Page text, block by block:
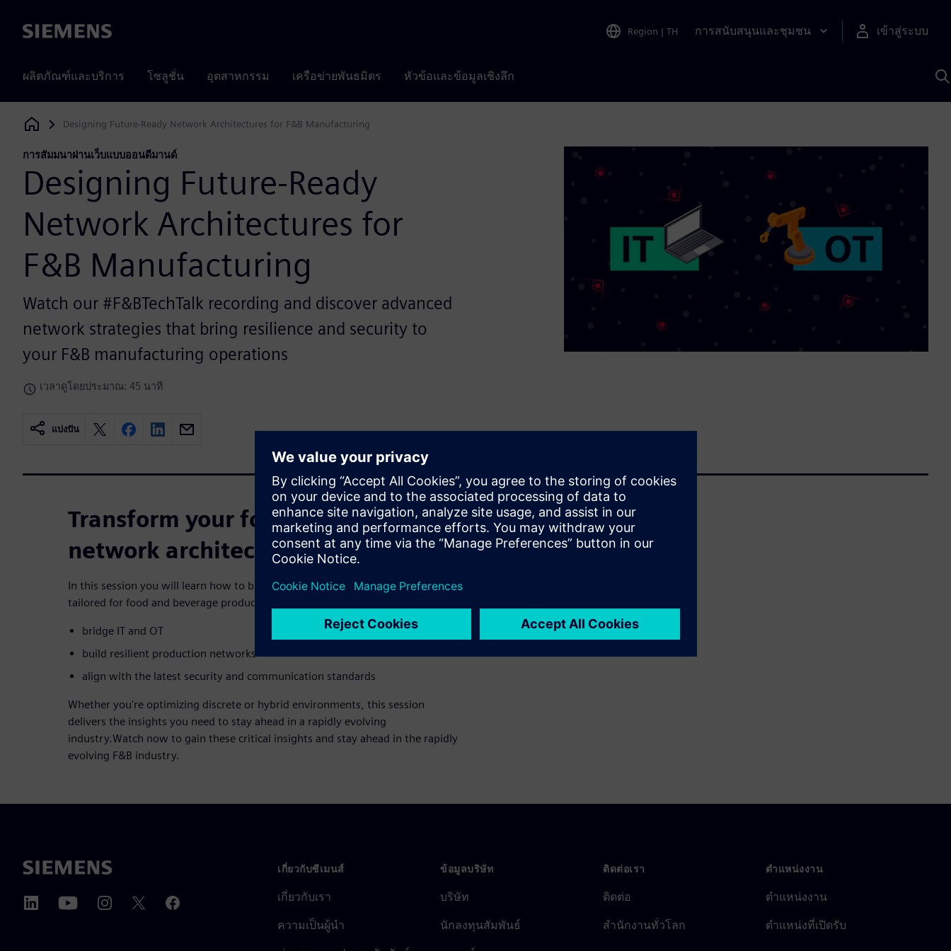
Siemens Region | TH การสนับสนุนและชุมชน เข้าสู่ระบบ
ผลิตภัณฑ์และบริการ โซลูชั่น อุตสาหกรรม เครือข่ายพันธมิตร หัวข้อและข้อมูลเชิงลึก
Siemens Digital Industries Software
Designing Future-Ready Network Architectures for F&B Manufacturing
การสัมมนาผ่านเว็บแบบออนดีมานด์
Designing Future-Ready
Network Architectures for
F&B Manufacturing
Watch our #F&BTechTalk recording and discover advanced
network strategies that bring resilience and security to
your F&B manufacturing operations
เวลาดูโดยประมาณ: 45 นาที
แบ่งปัน
Transform your food and beverage
network architecture
In this session you will learn how to build advanced network architectures
tailored for food and beverage production environments. Discover how to:
bridge IT and OT
build resilient production networks
align with the latest security and communication standards
Whether you're optimizing discrete or hybrid environments, this session
delivers the insights you need to stay ahead in a rapidly evolving
industry.Watch now to gain these critical insights and stay ahead in the rapidly
evolving F&B industry.
เกี่ยวกับซีเมนส์
เกี่ยวกับเรา
ความเป็นผู้นำ
ข้อมูลบริษัท
บริษัท
นักลงทุนสัมพันธ์
ติดต่อเรา
ติดต่อ
สำนักงานทั่วโลก
ตำแหน่งงาน
ตำแหน่งงาน
ตำแหน่งที่เปิดรับ